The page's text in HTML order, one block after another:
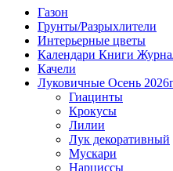
Газон
Грунты/Разрыхлители
Интерьерные цветы
Календари Книги
Качели
Луковичные Осень
Гиацинты
Крокусы
Лилии
Лук декоративный
Мускари
Нарциссы